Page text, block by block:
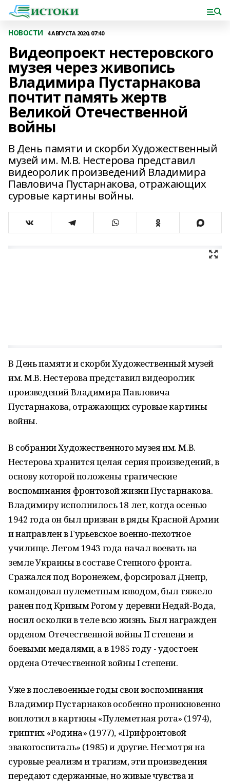
НОВОСТИ 4 АВГУСТА 2020, 07:40
Видеопроект нестеровского
музея через живопись
Владимира Пустарнакова
почтит память жертв
Великой Отечественной
войны
В День памяти и скорби Художественный
музей им. М.В. Нестерова представил
видеоролик произведений Владимира
Павловича Пустарнакова, отражающих
суровые картины войны.
В День памяти и скорби Художественный музей
им. М.В. Нестерова представил видеоролик
произведений Владимира Павловича
Пустарнакова, отражающих суровые картины
войны.
В собрании Художественного музея им. М.В.
Нестерова хранится целая серия произведений, в
основу которой положены трагические
воспоминания фронтовой жизни Пустарнакова.
Владимиру исполнилось 18 лет, когда осенью
1942 года он был призван в ряды Красной Армии
и направлен в Гурьевское военно-пехотное
училище. Летом 1943 года начал воевать на
земле Украины в составе Степного фронта.
Сражался под Воронежем, форсировал Днепр,
командовал пулеметным взводом, был тяжело
ранен под Кривым Рогом у деревни Недай-Вода,
носил осколки в теле всю жизнь. Был награжден
орденом Отечественной войны II степени и
боевыми медалями, а в 1985 году - удостоен
ордена Отечественной войны I степени.
​Уже в послевоенные годы свои воспоминания
Владимир Пустарнаков особенно проникновенно
воплотил в картины «Пулеметная рота» (1974),
триптих «Родина» (1977), «Прифронтовой
эвакогоспиталь» (1985) и другие. Несмотря на
суровые реализм и трагизм, эти произведения
передают сдержанные, но живые чувства и